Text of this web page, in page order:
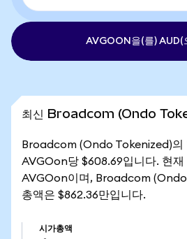
AVGOON을(를) AUD(
최신 Broadcom (Ondo
Broadcom (Ondo Tokenized)의
AVGOon당 $608.69입니다. 현재
AVGOon이며, Broadcom
총액은 $862.36만입니다.
시가총액